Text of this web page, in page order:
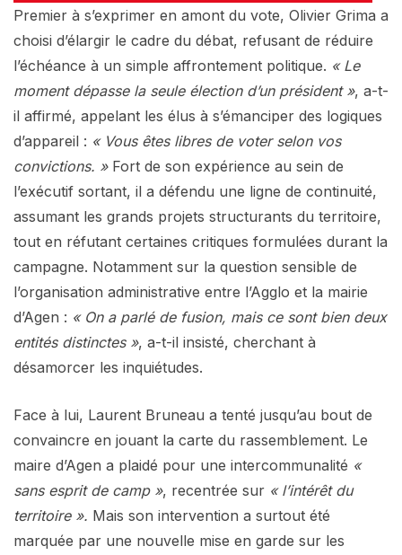
Premier à s’exprimer en amont du vote, Olivier Grima a
choisi d’élargir le cadre du débat, refusant de réduire
l’échéance à un simple affrontement politique. « Le
moment dépasse la seule élection d’un président », a-t-
il affirmé, appelant les élus à s’émanciper des logiques
d’appareil : « Vous êtes libres de voter selon vos
convictions. »Fort de son expérience au sein de
l’exécutif sortant, il a défendu une ligne de continuité,
assumant les grands projets structurants du territoire,
tout en réfutant certaines critiques formulées durant la
campagne. Notamment sur la question sensible de
l’organisation administrative entre l’Agglo et la mairie
d’Agen : « On a parlé de fusion, mais ce sont bien deux
entités distinctes », a-t-il insisté, cherchant à
désamorcer les inquiétudes.
Face à lui, Laurent Bruneau a tenté jusqu’au bout de
convaincre en jouant la carte du rassemblement. Le
maire d’Agen a plaidé pour une intercommunalité «
sans esprit de camp », recentrée sur « l’intérêt du
territoire ». Mais son intervention a surtout été
marquée par une nouvelle mise en garde sur les